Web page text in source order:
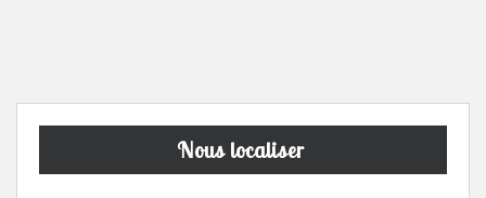
Nous localiser